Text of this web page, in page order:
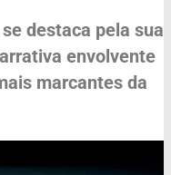
destaca pela sua
envolvente
marcantes da